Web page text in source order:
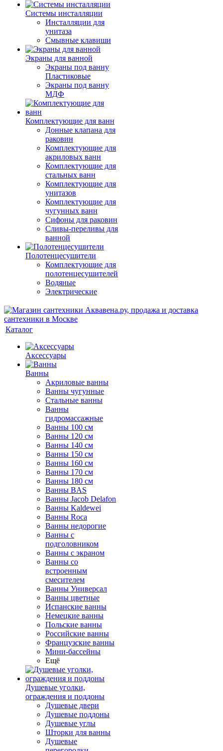
Системы инсталляции
Инсталляции для
унитаза
Смывные клавиши
Экраны для ванной
Экраны под ванну
Пластиковые
Экраны под ванну
МДФ
Комплектующие для ванн
Донные клапана для
раковин
Комплектующие для
акриловых ванн
Комплектующие для
стальных ванн
Комплектующие для
унитазов
Комплектующие для
чугунных ванн
Сифоны для раковин
Сливы-переливы для
ванной
Полотенцесушители
Комплектующие для
полотенцесушителей
Водяные
Электрические
Каталог
Аксессуары
Ванны
Акриловые ванны
Ванны чугунные
Стальные ванны
Ванны
гидромассажные
Ванны 100 см
Ванны 120 см
Ванны 140 см
Ванны 150 см
Ванны 160 см
Ванны 170 см
Ванны 180 см
Ванны BAS
Ванны Jacob Delafon
Ванны Kaldewei
Ванны Roca
Ванны недорогие
Ванны с
подголовником
Ванны с экраном
Ванны со
встроенным
смесителем
Ванны Универсал
Ванны цветные
Испанские ванны
Немецкие ванны
Польские ванны
Российские ванны
Французские ванны
Мини-бассейны
Ещё
Душевые уголки,
ограждения и поддоны
Душевые двери
Душевые поддоны
Душевые углы
Шторки для ванны
Душевые